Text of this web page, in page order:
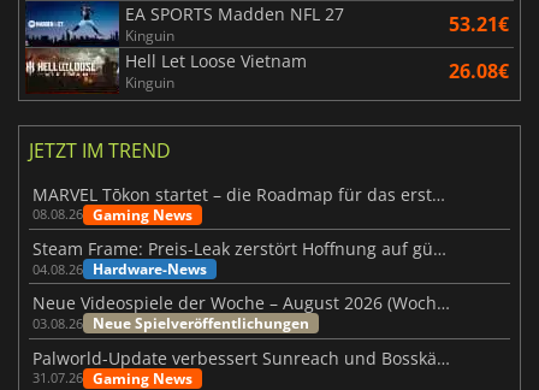
EA SPORTS Madden NFL 27
Kinguin 53.21€
Hell Let Loose Vietnam
Kinguin 26.08€
JETZT IM TREND
MARVEL Tōkon startet – die Roadmap für das erste Jahr wurde vorgestellt
08.08.26 Gaming News
Steam Frame: Preis-Leak zerstört Hoffnung auf günstiges VR-Headset
04.08.26 Hardware-News
Neue Videospiele der Woche – August 2026 (Woche 32)
03.08.26 Neue Spielveröffentlichungen
Palworld-Update verbessert Sunreach und Bosskämpfe deutlich
31.07.26 Gaming News